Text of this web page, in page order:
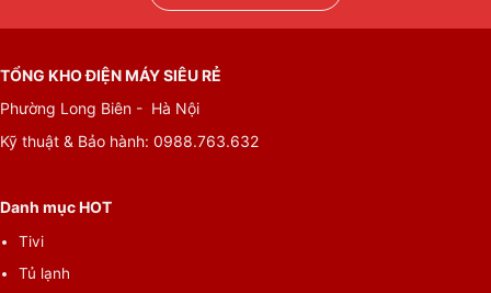
TỔNG KHO ĐIỆN MÁY SIÊU RẺ
Phường Long Biên - Hà Nội
Kỹ thuật & Bảo hành: 0988.763.632
Danh mục HOT
Tivi
Tủ lạnh